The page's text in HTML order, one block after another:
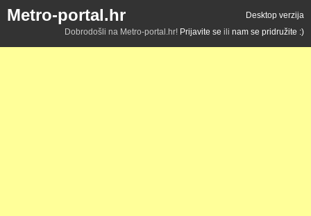
Metro-portal.hr
Desktop verzija
Dobrodošli na Metro-portal.hr! Prijavite se ili nam se pridružite :)